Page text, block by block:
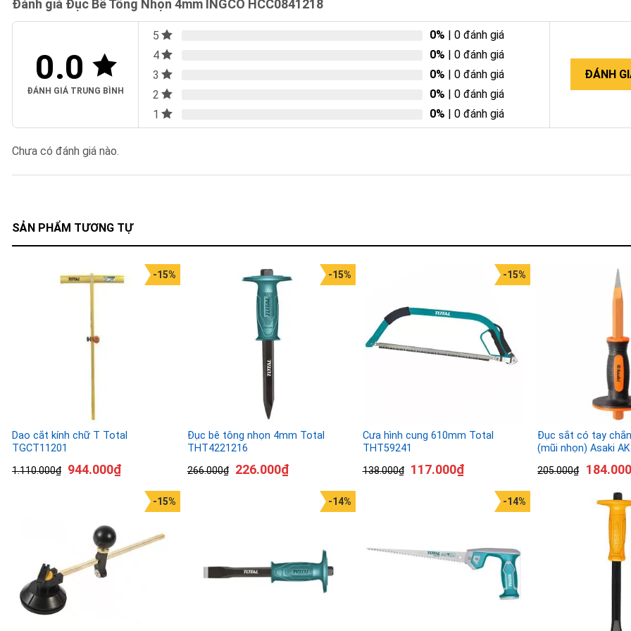
Đánh giá Đục Bê Tông Nhọn 4mm INGCO HCC0841218
0.0
ĐÁNH GIÁ TRUNG BÌNH
5 0% | 0 đánh giá
4
0% | 0 đánh giá
3
0% | 0 đánh giá
2
0% | 0 đánh giá
1
0% | 0 đánh giá
ĐÁNH
Chưa có đánh giá nào.
SẢN PHẨM TƯƠNG TỰ
Dao cắt kính chữ T Total
TGCT11201
1.110.000₫
-15%
944.000₫
Đục bê tông nhọn 4mm Total
THT4221216
266.000₫
-15%
226.000₫
Cưa hình cung 610mm Total
THT59241
138.000₫
-15%
117.000₫
Đục sắt có tay
(mũi nhọn) Asaki
205.000₫ 184.000
-15% -14% -14%